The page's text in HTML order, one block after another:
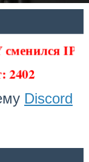
IP
2402
Discord